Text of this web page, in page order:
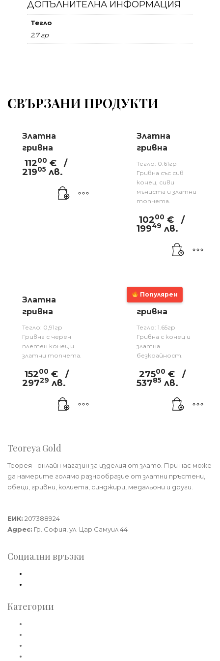
ДОПЪЛНИТЕЛНА ИНФОРМАЦИЯ
Тегло
2.7 гр
СВЪРЗАНИ ПРОДУКТИ
Златна
гривна
11200 €
/
21905 лв.
Златна
гривна
Тегло: 0.61гр
Гривна със сив
конец, сиви
мъниста и златни
топчета.
10200 €
/
19949 лв.
Златна
гривна
Тегло: 0,91гр
Гривна с черен
плетен конец и
златни топчета.
15200 €
/
29729 лв.
Популярен
Златна
гривна
Тегло: 1.65гр
Гривна с конец и
златна
безкрайност.
27500 €
/
53785лв.
Teoreya Gold
Теорея - онлайн магазин за изделия от злато. При нас може
да намерите голямо разнообразие от златни пръстени,
обеци, гривни, колиета, синджири, медальони и други.
ЕИК: 207388924
Адрес: Гр. София, ул. Цар Самуил 44
Социални връзки
Категории